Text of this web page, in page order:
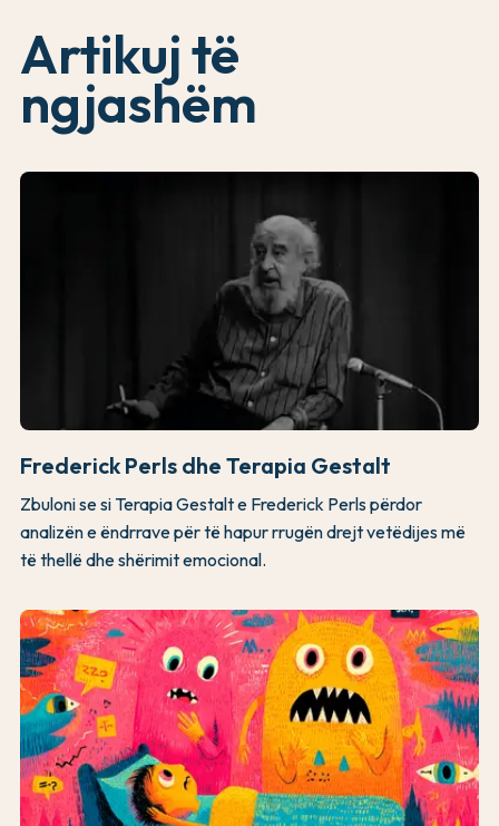
Artikuj të
ngjashëm
Frederick Perls dhe Terapia Gestalt
Zbuloni se si Terapia Gestalt e Frederick Perls përdor
analizën e ëndrrave për të hapur rrugën drejt vetëdijes më
të thellë dhe shërimit emocional.